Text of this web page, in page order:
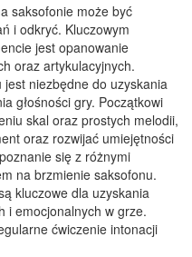
saksofonie może być
i odkryć. Kluczowym
jest opanowanie
oraz artykulacyjnych.
niezbędne do uzyskania
głośności gry. Początkowi
skal oraz prostych melodii,
oraz rozwijać umiejętności
się z różnymi
na brzmienie saksofonu.
kluczowe dla uzyskania
i emocjonalnych w grze.
ćwiczenie intonacji